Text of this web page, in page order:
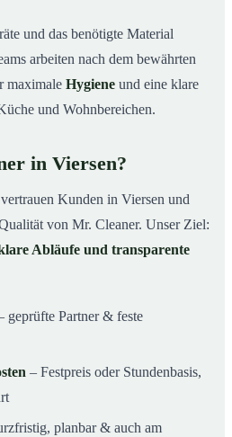
und das benötigte Material
arbeiten nach dem bewährten
maximale Hygiene und eine klare
und Wohnbereichen.
in Viersen?
Kunden in Viersen und
von Mr. Cleaner. Unser Ziel:
Abläufe und transparente
geprüfte Partner & feste
– Festpreis oder Stundenbasis,
planbar & auch am